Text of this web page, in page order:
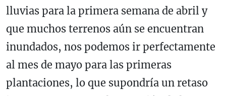
lluvias para la primera semana de abril y
que muchos terrenos aún se encuentran
inundados, nos podemos ir perfectamente
al mes de mayo para las primeras
plantaciones, lo que supondría un retaso